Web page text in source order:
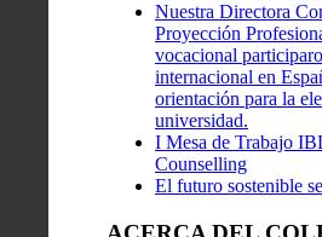
Nuestra Directora
Proyección
vocacional
internacional en
orientación para la
universidad.
I Mesa de Trabajo
Counselling
El futuro sostenible